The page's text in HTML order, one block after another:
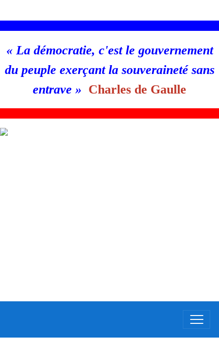
«La démocratie, c'est le gouvernement
du peuple exerçant la souveraineté sans
entrave » Charles de Gaulle